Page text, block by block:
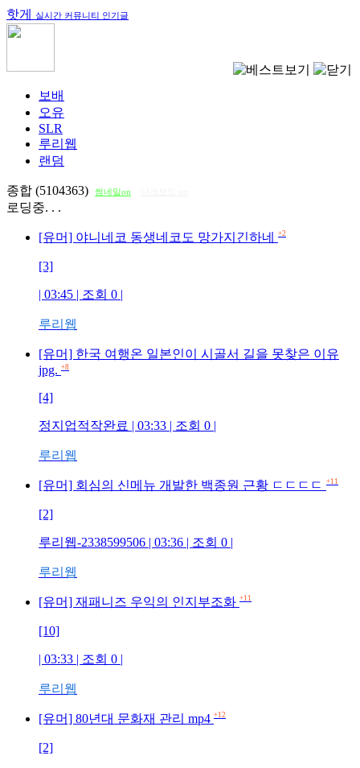
핫게 실시간 커뮤니티 인기글
보배
오유
SLR
루리웹
랜덤
종합 (5104363) 썸네일on
로딩중. . .
[유머] 야니네코 동생네코도 망가지긴하네 +2
[3]
| 03:45 | 조회 0 |
루리웹
[유머] 한국 여행온 일본인이 시골서 길을 못찾은 이유
jpg. +8
[4]
정지업적작완료 | 03:33 | 조회 0 |
루리웹
[유머] 회심의 신메뉴 개발한 백종원 근황 ㄷㄷㄷㄷ +11
[2]
루리웹-2338599506 | 03:36 | 조회 0 |
루리웹
[유머] 재패니즈 우익의 인지부조화 +11
[10]
| 03:33 | 조회 0 |
루리웹
[유머] 80년대 문화재 관리 mp4 +12
[2]